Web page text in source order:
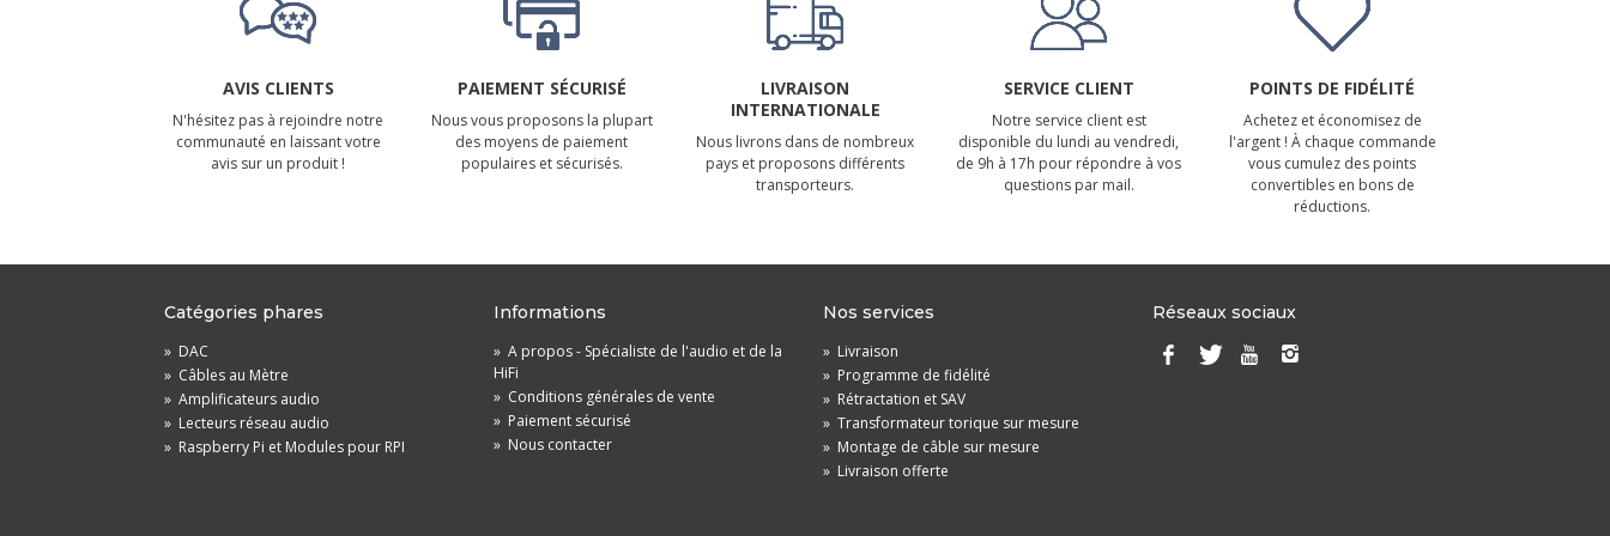
AVIS CLIENTS
N'hésitez pas à rejoindre notre
communauté en laissant votre
avis sur un produit !
PAIEMENT SÉCURISÉ
Nous vous proposons la plupart
des moyens de paiement
populaires et sécurisés.
LIVRAISON
INTERNATIONALE
Nous livrons dans de nombreux
pays et proposons différents
transporteurs.
SERVICE CLIENT
Notre service client est
disponible du lundi au vendredi,
de 9h à 17h pour répondre à vos
questions par mail.
POINTS DE FIDÉLITÉ
Achetez et économisez de
l'argent ! À chaque commande
vous cumulez des points
convertibles en bons de
réductions.
Catégories phares
» DAC
» Câbles au Mètre
» Amplificateurs audio
» Lecteurs réseau audio
» Raspberry Pi et Modules pour RPI
Informations
» A propos - Spécialiste de l'audio et de la
HiFi
» Conditions générales de vente
» Paiement sécurisé
» Nous contacter
Nos services
» Livraison
» Programme de fidélité
» Rétractation et SAV
» Transformateur torique sur mesure
» Montage de câble sur mesure
» Livraison offerte
Réseaux sociaux